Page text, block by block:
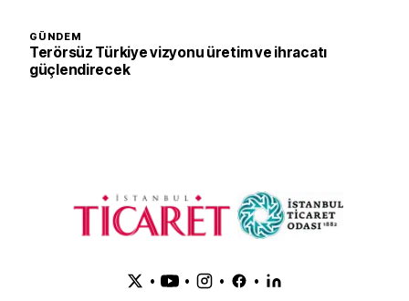
GÜNDEM
Terörsüz Türkiye vizyonu üretim ve ihracatı
güçlendirecek
• • • •